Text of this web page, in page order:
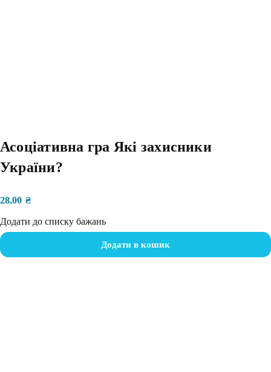
Асоціативна гра Які захисники
України?
28,00 ₴
Додати до списку бажань
Додати в кошик